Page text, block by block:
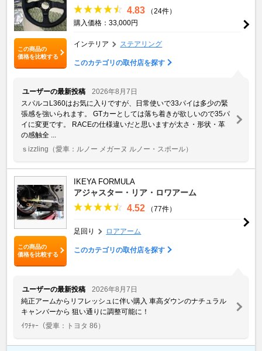
この商品の
価格を比較する
4.83
（24件）
購入価格：33,000円
インテリア ステアリング
このカテゴリの取付店を探す
ユーザーの最新投稿
2026年8月7日
スパルコL360はお気に入りですが、日常使いで33パイは多少の緊
張感を強いられます。 GTカーとしては落ち着きが欲しいので35パ
イに変更です。 RACEの仕様違いだと思いますが太さ・形状・革
の感触全 ...
ｓizzling （愛車：ルノー メガーヌ ルノー・スポール）
この商品の
価格を比較する
IKEYA FORMULA
アジャスター・リア・ロワアーム
4.52 （77件）
足回り ロアアーム
このカテゴリの取付店を探す
ユーザーの最新投稿
2026年8月7日
純正アームからリフレッシュに伴い購入 車高ダウンのナチュラル
キャンバーから 狙い通りに調整可能に！
ｲﾜﾁｬｰ （愛車：トヨタ 86）